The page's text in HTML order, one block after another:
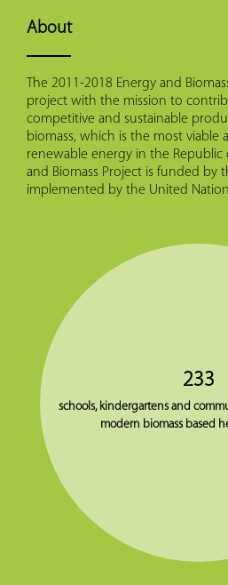
About
The 2011-2018 Energy and
project with the mission to
competitive and sustainable
biomass, which is the most viable
renewable energy in the Republic
and Biomass Project is funded by
implemented by the United
233
schools, kindergartens and
modern biomass based